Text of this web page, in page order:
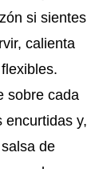
si sientes
calienta
sobre cada
encurtidas y,
de